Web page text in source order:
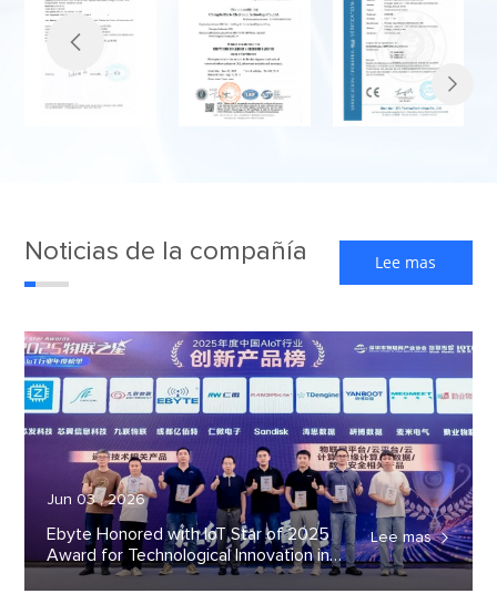


Noticias de la compañía Lee mas
Jun 03 , 2026
Ebyte Honored with IoT Star of 2025
Award for Technological Innovation in
Industrial IoT
Lee mas 